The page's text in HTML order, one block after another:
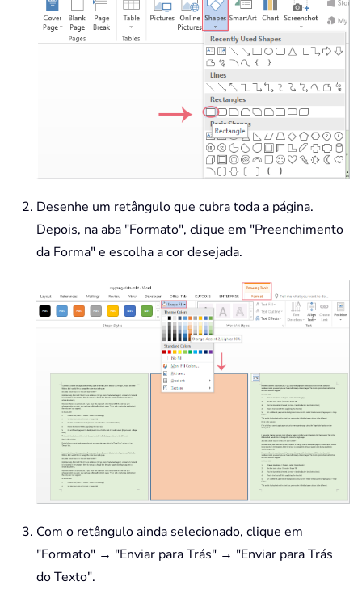
Desenhe um retângulo que cubra toda a página.
Depois, na aba "Formato", clique em "Preenchimento
da Forma" e escolha a cor desejada.
Com o retângulo ainda selecionado, clique em
"Formato" → "Enviar para Trás" → "Enviar para Trás
do Texto".